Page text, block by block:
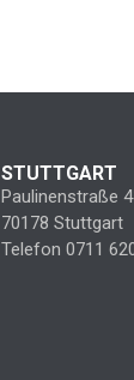
STUTTGART
Paulinenstraße
70178 Stuttgart
Telefon 0711